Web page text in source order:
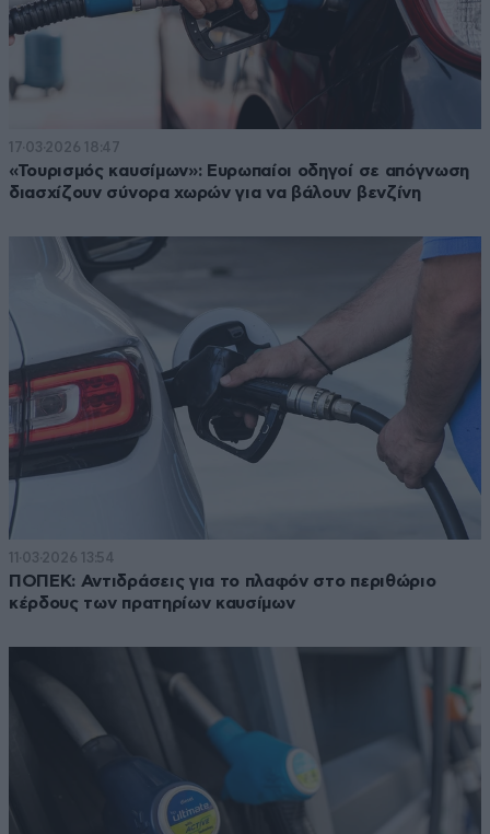
17·03·2026 18:47
«Τουρισμός καυσίμων»: Ευρωπαίοι οδηγοί σε απόγνωση
διασχίζουν σύνορα χωρών για να βάλουν βενζίνη
11·03·2026 13:54
ΠΟΠΕΚ: Αντιδράσεις για το πλαφόν στο περιθώριο
κέρδους των πρατηρίων καυσίμων